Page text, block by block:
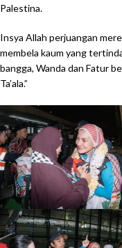
Palestina.
Insya Allah perjuangan
membela kaum yang
bangga, Wanda dan Fatur
Ta’ala.”